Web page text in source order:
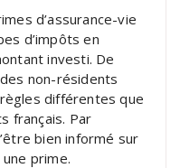
d’assurance-vie
d’impôts en
investi. De
non-résidents
différentes que
français. Par
bien informé sur
prime.